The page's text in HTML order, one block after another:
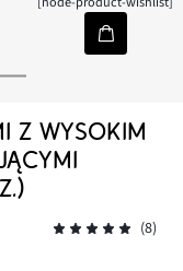
Z WYSOKIM
(8)